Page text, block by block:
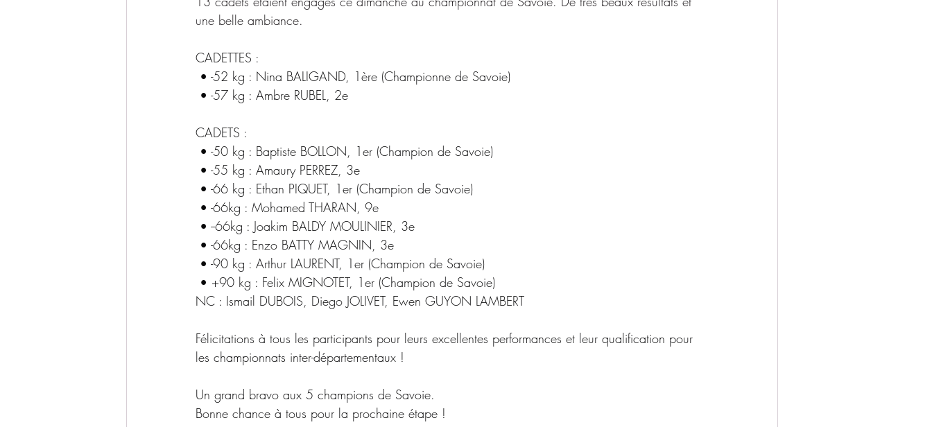
une belle ambiance.
CADETTES :
• -52 kg : Nina BALIGAND, 1ère (Championne de Savoie)
• -57 kg : Ambre RUBEL, 2e
CADETS :
• -50 kg : Baptiste BOLLON, 1er (Champion de Savoie)
• -55 kg : Amaury PERREZ, 3e
• -66 kg : Ethan PIQUET, 1er (Champion de Savoie)
• -66kg : Mohamed THARAN, 9e
• --66kg : Joakim BALDY MOULINIER, 3e
• -66kg : Enzo BATTY MAGNIN, 3e
• -90 kg : Arthur LAURENT, 1er (Champion de Savoie)
• +90 kg : Felix MIGNOTET, 1er (Champion de Savoie)
NC : Ismail DUBOIS, Diego JOLIVET, Ewen GUYON LAMBERT
Félicitations à tous les participants pour leurs excellentes performances et leur qualification pour
les championnats inter-départementaux !
Un grand bravo aux 5 champions de Savoie.
Bonne chance à tous pour la prochaine étape !